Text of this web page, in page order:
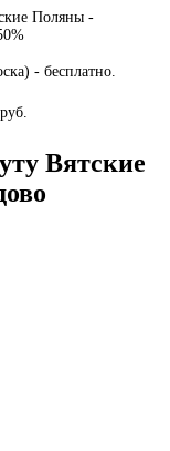
Поляны -
- бесплатно.
Вятские